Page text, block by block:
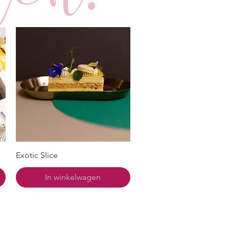
Exotic Slice
In winkelwagen